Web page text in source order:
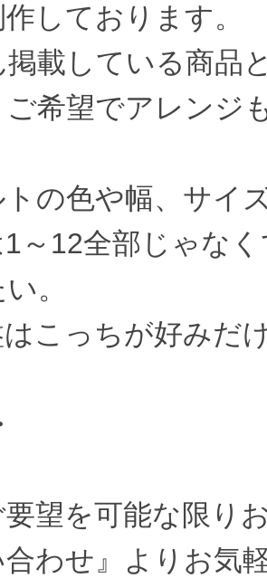
しております。
掲載している商品
ご希望でアレンジ
トの色や幅、サイ
1～12全部じゃな
。
はこっちが好みだ
望を可能な限り
合わせ』よりお気